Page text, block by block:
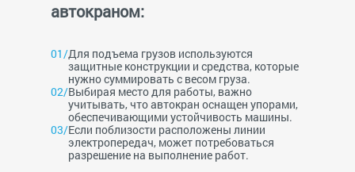
автокраном:
Для подъема грузов используются
защитные конструкции и средства, которые
нужно суммировать с весом груза.
Выбирая место для работы, важно
учитывать, что автокран оснащен упорами,
обеспечивающими устойчивость машины.
Если поблизости расположены линии
электропередач, может потребоваться
разрешение на выполнение работ.